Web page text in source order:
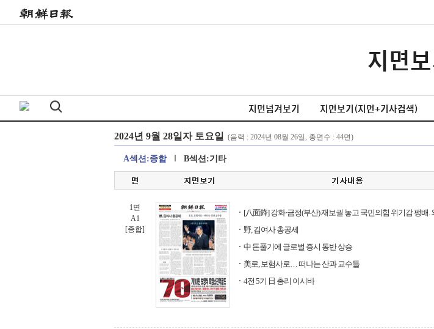
지면
지면넘겨보기 지면보기(지면+기사검색)
A섹션:종합 B섹션:기타
1면
A1
[종합]
[八面鋒] 강화·금정(부산) 재보궐 놓고 국민의힘 위기감 팽배.
野, 김여사 총공세
中 돈풀기에 글로벌 증시 동반 상승
美로, 보험사로… 떠나는 산과 교수들
4전 5기 日 총리 이시바